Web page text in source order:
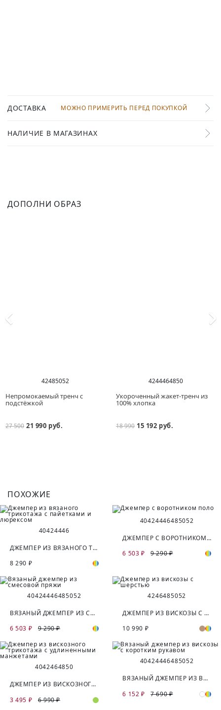
ДОСТАВКА МОЖНО ПРИМЕРИТЬ ПЕРЕД ПОКУПКОЙ
НАЛИЧИЕ В МАГАЗИНАХ
ДОПОЛНИ ОБРАЗ
42485052
Непромокаемый тренч с
подстёжкой
27 500 21 990 руб.
4244464850
Укороченный жакет-тренч из
100% хлопка
18 990 15 192 руб.
ПОХОЖИЕ
40424446
ДЖЕМПЕР ИЗ ВЯЗАНОГО ТРИКОТАЖА С ПАЙЕТКАМИ И ЛЮРЕКСОМ
8 290 ₽
40424446485052
ДЖЕМПЕР С ВОРОТНИКОМ ПОЛО
6 503 ₽
9 290 ₽
40424446485052
ВЯЗАНЫЙ ДЖЕМПЕР ИЗ СМЕСОВОЙ ПРЯЖИ
6 503 ₽
9 290 ₽
4246485052
ДЖЕМПЕР ИЗ ВИСКОЗЫ С ШЕРСТЬЮ
10 990 ₽
4042464850
ДЖЕМПЕР ИЗ ВИСКОЗНОГО ТРИКОТАЖА С УДЛИНЕННЫМИ МАНЖЕТАМИ
3 495 ₽
6 990 ₽
40424446485052
ВЯЗАНЫЙ ДЖЕМПЕР ИЗ ВИСКОЗЫ С КОРОТКИМ РУКАВОМ
6 152 ₽
7 690 ₽